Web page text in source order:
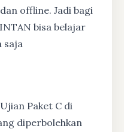
offline. Jadi bagi
bisa belajar
saja
Paket C di
diperbolehkan